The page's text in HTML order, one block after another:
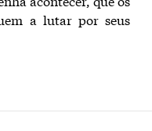
a lutar por seus